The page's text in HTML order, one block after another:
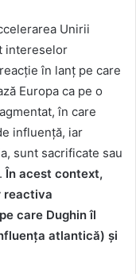
Unirii
intereselor
în lanț pe care
Europa ca pe o
în care
influență, iar
sunt sacrificate sau
În acest context,
reactiva
care Dughin îl
atlantică) și